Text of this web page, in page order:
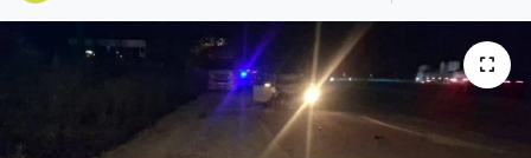
Sağlık
Haber Arşivi